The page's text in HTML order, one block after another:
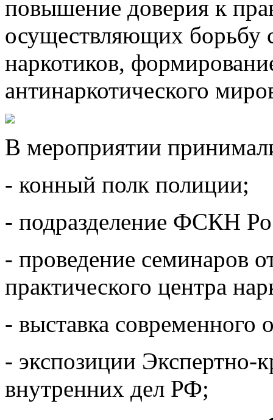
повышение доверия к
осуществляющих борьбу
наркотиков,
антинаркотического
В мероприятии
- конный полк полиции;
- подразделение ФСКН
- проведение семинаров
практического центра
- выставка современного
- экспозиции Экспертно-
внутренних дел РФ;